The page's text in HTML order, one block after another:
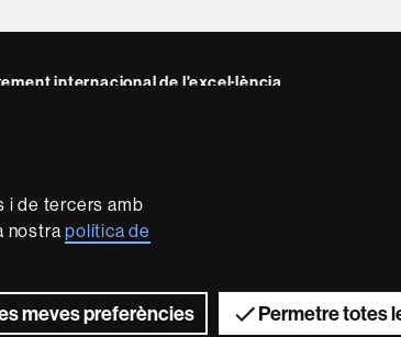
i de tercers amb
nostrapolítica de
meves preferències Permetre totes
internacional de l'excel·lència
Sobre el web Accessibilitat web
Autònoma de Barcelona